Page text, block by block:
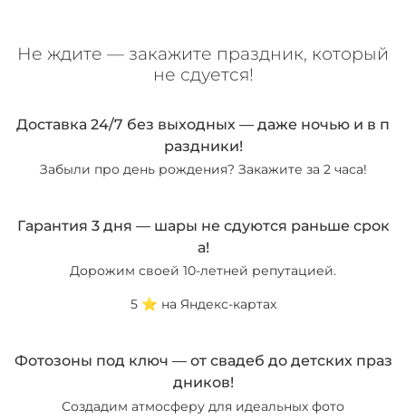
Не ждите — закажите праздник, который
не сдуется!
Доставка 24/7 без выходных — даже ночью и в п
раздники!
Забыли про день рождения? Закажите за 2 часа!
Гарантия 3 дня — шары не сдуются раньше срок
а!
Дорожим своей 10-летней репутацией.
5 ⭐️ на Яндекс-картах
Фотозоны под ключ — от свадеб до детских праз
дников!
Создадим атмосферу для идеальных фото